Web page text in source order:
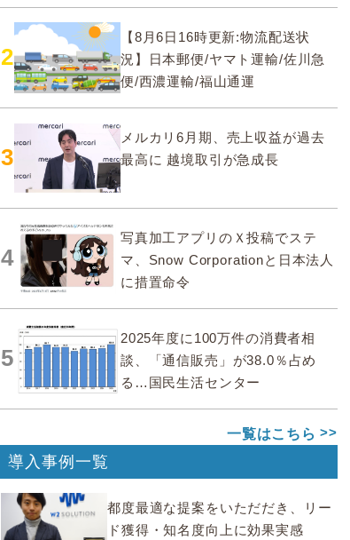
2
【8月6日16時更新:物流配送状
況】日本郵便/ヤマト運輸/佐川急
便/西濃運輸/福山通運
3
メルカリ6月期、売上収益が過去
最高に 越境取引が急成長
4
写真加工アプリのＸ投稿でステ
マ、Snow Corporationと日本法人
に措置命令
5
2025年度に100万件の消費者相
談、「通信販売」が38.0％占め
る…国民生活センター
一覧はこちら
導入事例一覧
都度最適な提案をいただだき、リー
ド獲得・知名度向上に効果実感